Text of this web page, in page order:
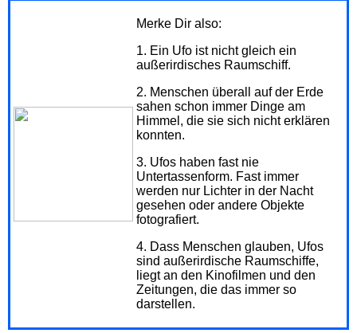
Merke Dir also:
1. Ein Ufo ist nicht gleich ein
außerirdisches Raumschiff.
2. Menschen überall auf der Erde
sahen schon immer Dinge am
Himmel, die sie sich nicht erklären
konnten.
3. Ufos haben fast nie
Untertassenform. Fast immer
werden nur Lichter in der Nacht
gesehen oder andere Objekte
fotografiert.
4. Dass Menschen glauben, Ufos
sind außerirdische Raumschiffe,
liegt an den Kinofilmen und den
Zeitungen, die das immer so
darstellen.